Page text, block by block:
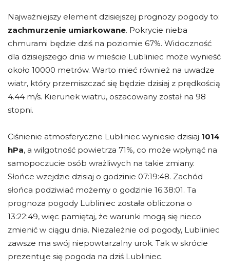
Najważniejszy element dzisiejszej prognozy pogody to:
zachmurzenie umiarkowane. Pokrycie nieba
chmurami będzie dziś na poziomie 67%. Widoczność
dla dzisiejszego dnia w mieście Lubliniec może wynieść
około 10000 metrów. Warto mieć również na uwadze
wiatr, który przemiszczać się będzie dzisiaj z prędkością
4.44 m/s. Kierunek wiatru, oszacowany został na 98
stopni.
Ciśnienie atmosferyczne Lubliniec wyniesie dzisiaj 1014
hPa, a wilgotność powietrza 71%, co może wpłynąć na
samopoczucie osób wrażliwych na takie zmiany.
Słońce wzejdzie dzisiaj o godzinie 07:19:48. Zachód
słońca podziwiać możemy o godzinie 16:38:01. Ta
prognoza pogody Lubliniec została obliczona o
13:22:49, więc pamiętaj, że warunki mogą się nieco
zmienić w ciągu dnia. Niezależnie od pogody, Lubliniec
zawsze ma swój niepowtarzalny urok. Tak w skrócie
prezentuje się pogoda na dziś Lubliniec.